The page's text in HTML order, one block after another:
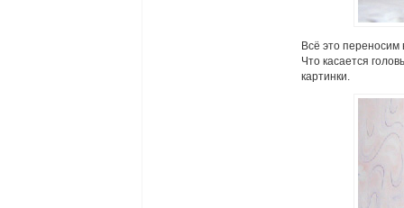
Всё это переносим
Что касается
картинки.